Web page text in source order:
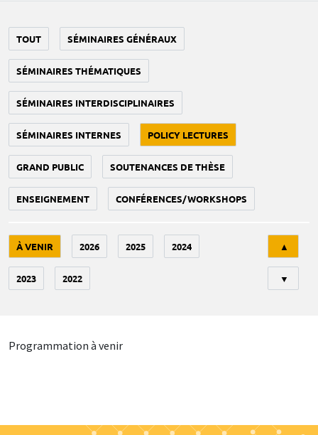
TOUT SÉMINAIRES GÉNÉRAUX
SÉMINAIRES THÉMATIQUES
SÉMINAIRES INTERDISCIPLINAIRES
SÉMINAIRES INTERNES POLICY LECTURES
GRAND PUBLIC SOUTENANCES DE THÈSE
ENSEIGNEMENT CONFÉRENCES/WORKSHOPS
À VENIR 2026 2025 2024
2023 2022
▲
▼
Programmation à venir